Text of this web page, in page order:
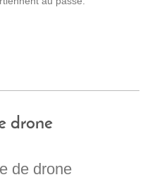
drone
de drone